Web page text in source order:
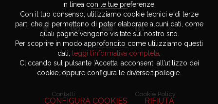
Advertising
Contatti
Privacy Policy
Cookie Policy
in linea con le tue preferenze.
Con il tuo consenso, utilizziamo cookie tecnici e di terze
parti che ci permettono di poter elaborare alcuni dati, come
quali pagine vengono visitate sul nostro sito.
Per scoprire in modo approfondito come utilizziamo questi
dati,
leggi l’informativa completa
Cliccando sul pulsante ‘Accetta’ acconsenti all’utilizzo dei
cookie, oppure configura le diverse tipologie.
CONFIGURA COOKIES RIFIUTA